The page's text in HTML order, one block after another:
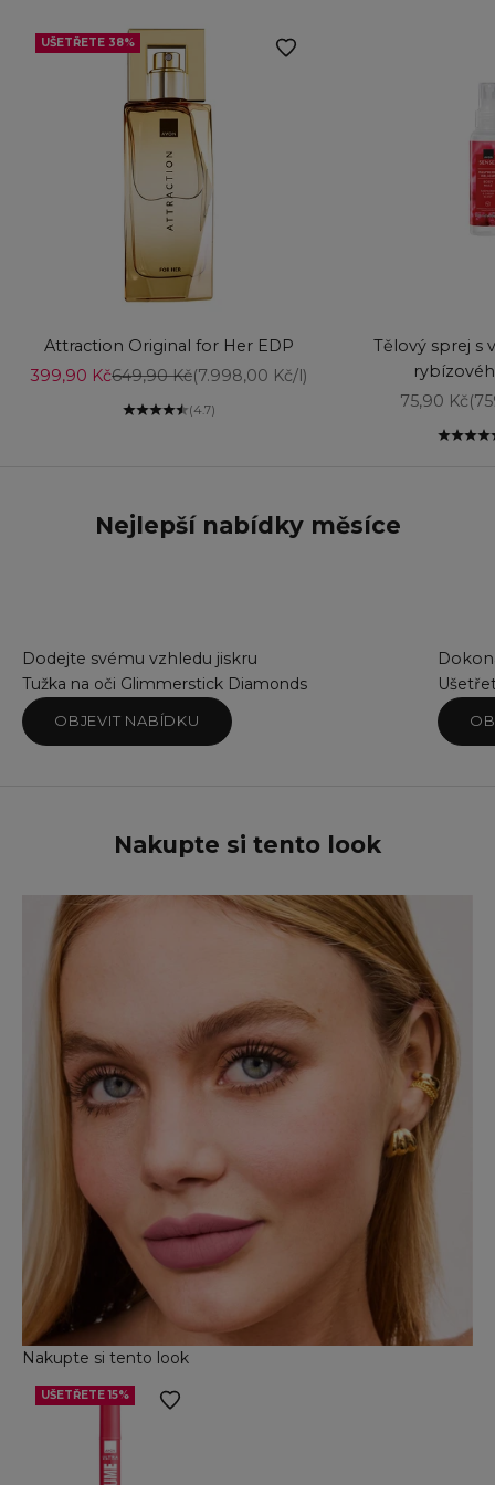
UŠETŘETE 38%
Attraction Original for Her EDP
Prodejní cena
399,90 KčBěžná cena
649,90 Kč(7.998,00 Kč/l)
(4.7)
Tělový sprej s
Prodejní
75,90 Kč
Nejlepší nabídky měsíce
Dodejte svému vzhledu jiskru
Tužka na oči Glimmerstick Diamonds
OBJEVIT NABÍDKU
Nakupte si tento look
Nakupte si tento look
UŠETŘETE 15%